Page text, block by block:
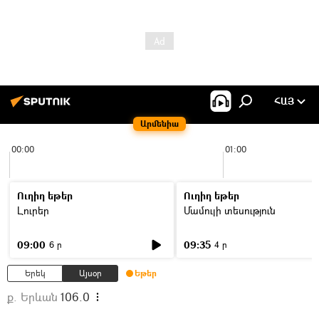
Արմենիա
ՀԱՅ
00:00 01:00
Ուղիղ եթեր
Լուրեր
09:00 6 ր
Ուղիղ եթեր
Մամուլի տեսություն
09:35 4 ր
Երեկ Այսօր Եթեր
ք. Երևան 106.0